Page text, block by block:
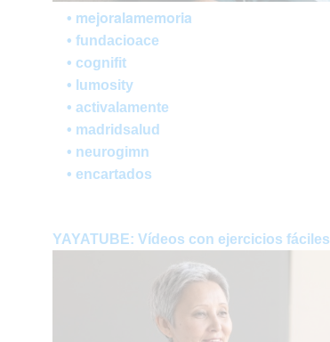
• mejoralamemoria
• fundacioace
• cognifit
• lumosity
• activalamente
• madridsalud
• neurogimn
• encartados
YAYATUBE: Vídeos con ejercicios fáciles